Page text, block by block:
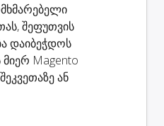
შეფუთვის
დაიბეჭდოს
Magento
ან